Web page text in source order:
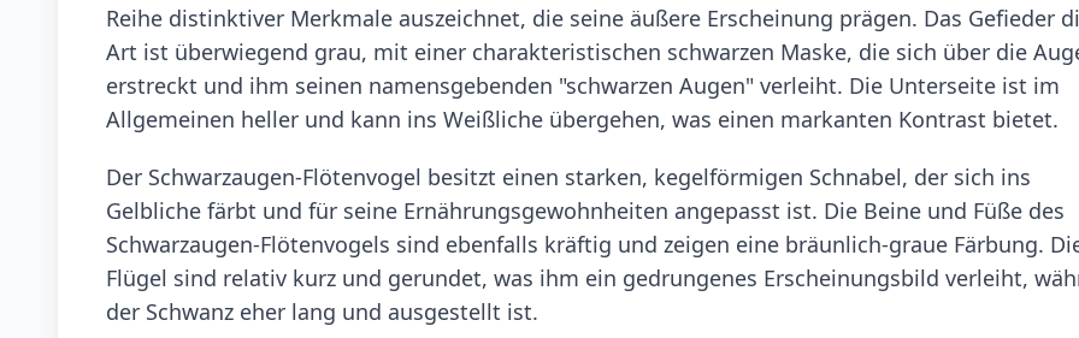
Reihe distinktiver Merkmale auszeichnet, die seine äußere Erscheinung prägen. Das Gefieder
Art ist überwiegend grau, mit einer charakteristischen schwarzen Maske, die sich über die
erstreckt und ihm seinen namensgebenden "schwarzen Augen" verleiht. Die Unterseite ist im
Allgemeinen heller und kann ins Weißliche übergehen, was einen markanten Kontrast bietet.
Der Schwarzaugen-Flötenvogel besitzt einen starken, kegelförmigen Schnabel, der sich ins
Gelbliche färbt und für seine Ernährungsgewohnheiten angepasst ist. Die Beine und Füße des
Schwarzaugen-Flötenvogels sind ebenfalls kräftig und zeigen eine bräunlich-graue Färbung.
Flügel sind relativ kurz und gerundet, was ihm ein gedrungenes Erscheinungsbild verleiht,
der Schwanz eher lang und ausgestellt ist.